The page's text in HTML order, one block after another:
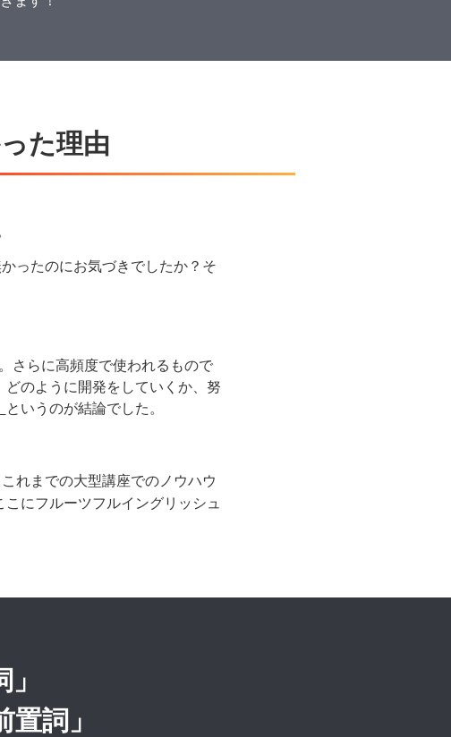
た理由
ったのにお気づきでしたか？ そ
さらに高頻度で使われるもので
どのように開発をしていくか、努
というのが結論でした。
これまでの大型講座でのノウハウ
にフルーツフルイングリッシュ
詞」